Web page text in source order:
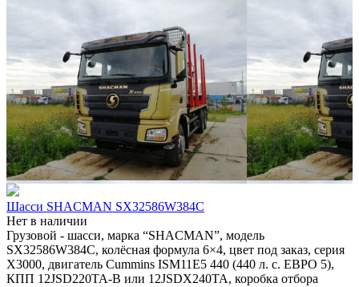
Шасси SHACMAN SX32586W384C
Нет в наличии
Грузовой - шасси, марка “SHACMAN”, модель
SX32586W384C, колёсная формула 6×4, цвет под заказ, серия
X3000, двигатель Cummins ISM11E5 440 (440 л. с. ЕВРО 5),
КПП 12JSD220TA-B или 12JSDX240TA, коробка отбора